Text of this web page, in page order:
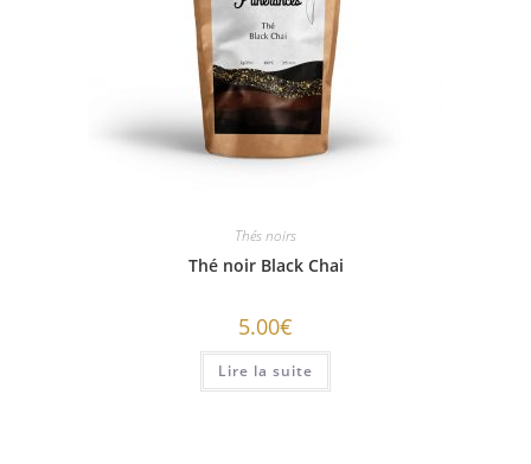
Thés noirs
Thé noir Black Chai
5.00€
Lire la suite